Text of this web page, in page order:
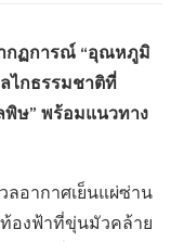
ากฏการณ์ “อุณหภูมิ
ไกธรรมชาติที่
พิษ” พร้อมแนวทาง
อากาศเย็นแผ่ซ่าน
องฟ้าที่ขุ่นมัวคล้าย